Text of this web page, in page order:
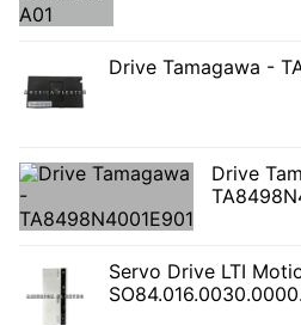
Drive Tamagawa -
Drive
Servo Drive LTI